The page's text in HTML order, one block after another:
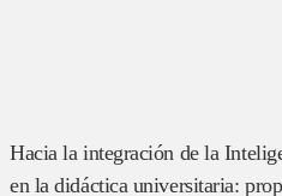
Hacia la integración de la
en la didáctica universitaria: